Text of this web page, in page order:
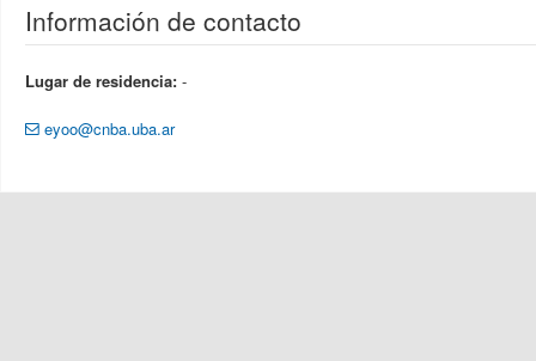
Información de contacto
Lugar de residencia: -
eyoo@cnba.uba.ar